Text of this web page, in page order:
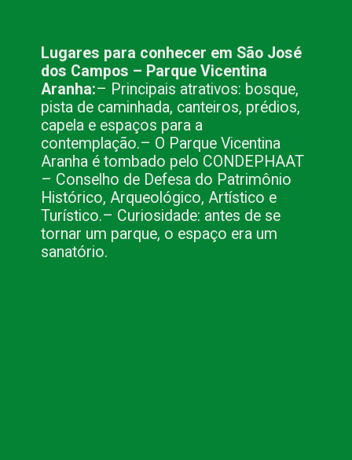
Lugares para conhecer em São José
dos Campos – Parque Vicentina
Aranha:– Principais atrativos: bosque,
pista de caminhada, canteiros, prédios,
capela e espaços para a
contemplação.– O Parque Vicentina
Aranha é tombado pelo CONDEPHAAT
– Conselho de Defesa do Patrimônio
Histórico, Arqueológico, Artístico e
Turístico.– Curiosidade: antes de se
tornar um parque, o espaço era um
sanatório.